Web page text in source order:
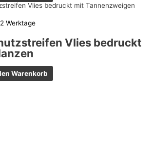
Werktage
Vlies bedruckt
Warenkorb